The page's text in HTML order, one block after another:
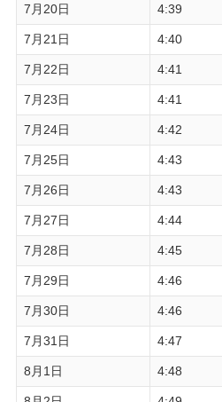
7月20日 4:39
7月21日 4:40
7月22日 4:41
7月23日 4:41
7月24日 4:42
7月25日 4:43
7月26日 4:43
7月27日 4:44
7月28日 4:45
7月29日 4:46
7月30日 4:46
7月31日 4:47
8月1日 4:48